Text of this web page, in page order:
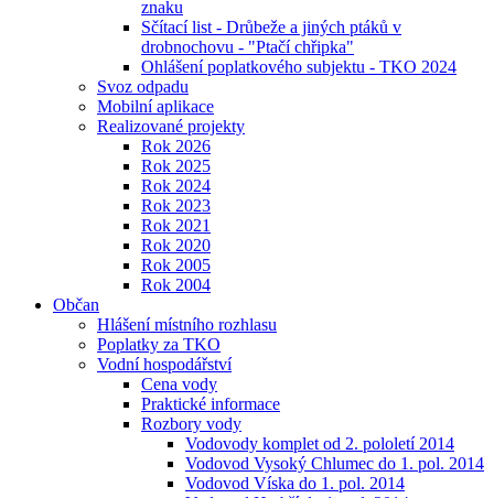
znaku
Sčítací list - Drůbeže a jiných ptáků v
drobnochovu - "Ptačí chřipka"
Ohlášení poplatkového subjektu - TKO 2024
Svoz odpadu
Mobilní aplikace
Realizované projekty
Rok 2026
Rok 2025
Rok 2024
Rok 2023
Rok 2021
Rok 2020
Rok 2005
Rok 2004
Občan
Hlášení místního rozhlasu
Poplatky za TKO
Vodní hospodářství
Cena vody
Praktické informace
Rozbory vody
Vodovody komplet od 2. pololetí 2014
Vodovod Vysoký Chlumec do 1. pol. 2014
Vodovod Víska do 1. pol. 2014